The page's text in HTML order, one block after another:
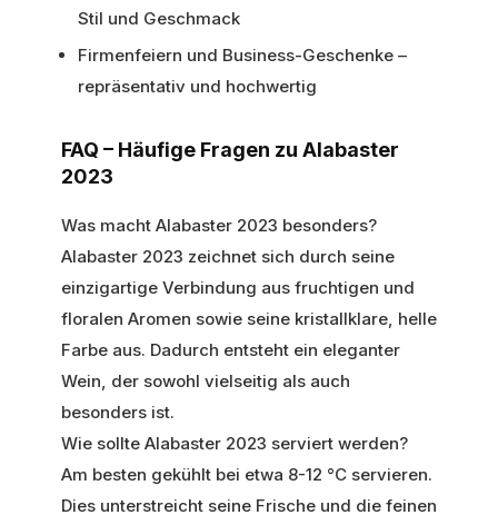
Stil und Geschmack
Firmenfeiern und Business-Geschenke –
repräsentativ und hochwertig
FAQ – Häufige Fragen zu Alabaster
2023
Was macht Alabaster 2023 besonders?
Alabaster 2023 zeichnet sich durch seine
einzigartige Verbindung aus fruchtigen und
floralen Aromen sowie seine kristallklare, helle
Farbe aus. Dadurch entsteht ein eleganter
Wein, der sowohl vielseitig als auch
besonders ist.
Wie sollte Alabaster 2023 serviert werden?
Am besten gekühlt bei etwa 8-12 °C servieren.
Dies unterstreicht seine Frische und die feinen